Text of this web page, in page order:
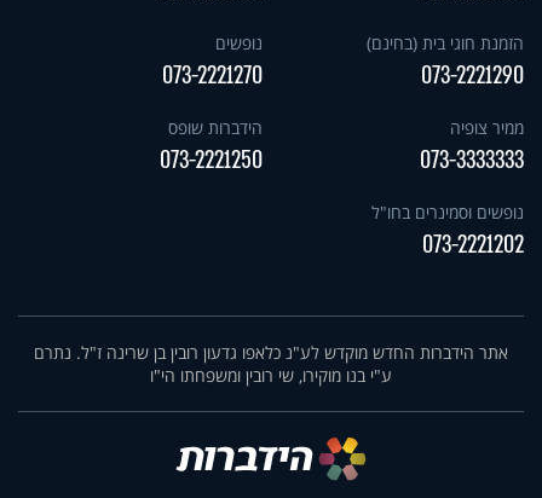
הזמנת חוגי בית (בחינם)
073-2221290
נופשים
073-2221270
ממיר צופיה
073-3333333
הידברות שופס
073-2221250
נופשים וסמינרים בחו"ל
073-2221202
אתר הידברות החדש מוקדש לע"נ כלאפו גדעון רובין בן שרינה ז"ל. נתרם
ע"י בנו מוקירו, שי רובין ומשפחתו הי"ו